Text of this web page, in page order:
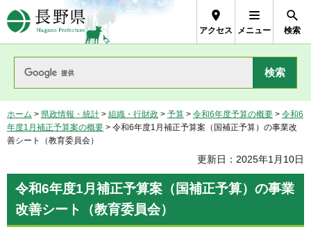
長野県Nagano Prefecture
アクセス メニュー 検索
ホーム > 県政情報・統計 > 組織・行財政 > 予算 > 令和6年度予算の概要 > 令和6
年度1月補正予算案の概要 > 令和6年度1月補正予算案（国補正予算）の事業改
善シート（教育委員会）
更新日：2025年1月10日
令和6年度1月補正予算案（国補正予算）の事業
改善シート（教育委員会）